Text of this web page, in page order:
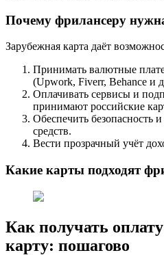
Почему фрилансеру
Зарубежная карта даёт
Принимать валютные
(Upwork, Fiverr, Behance и
Оплачивать сервисы и
принимают российские
Обеспечить безопасность
средств.
Вести прозрачный учёт
Какие карты подходят
Как получать
карту: пошагово